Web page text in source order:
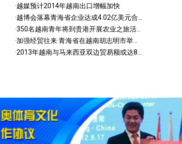
·越媒预计2014年越南出口增幅加快
·越博会落幕青海省企业达成4.02亿美元合...
·350名越南青年将到贵港开展农业之旅活...
·加强经贸往来 青海省在越南胡志明市举...
·2013年越南与马来西亚双边贸易额或达8...